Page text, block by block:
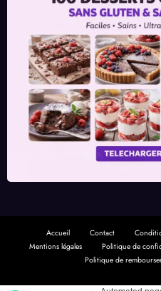
Accueil Contact
Mentions légales
Politique de
Politique de